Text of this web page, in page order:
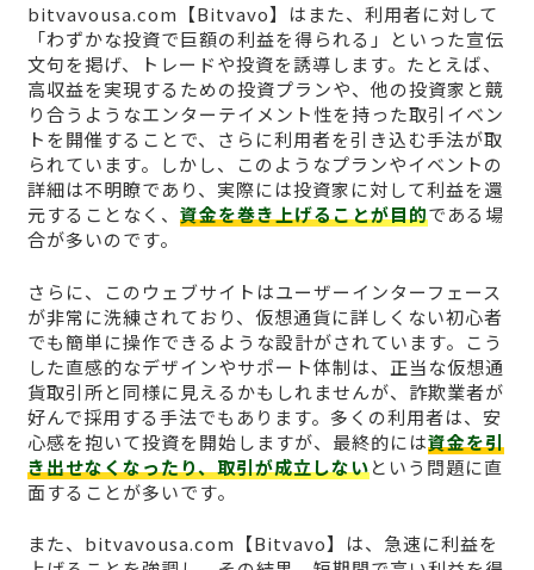
bitvavousa.com【Bitvavo】はまた、利用者に対して
「わずかな投資で巨額の利益を得られる」といった宣伝
文句を掲げ、トレードや投資を誘導します。たとえば、
高収益を実現するための投資プランや、他の投資家と競
り合うようなエンターテイメント性を持った取引イベン
トを開催することで、さらに利用者を引き込む手法が取
られています。しかし、このようなプランやイベントの
詳細は不明瞭であり、実際には投資家に対して利益を還
元することなく、 資金を巻き上げることが目的である場
合が多いのです。
さらに、このウェブサイトはユーザーインターフェース
が非常に洗練されており、仮想通貨に詳しくない初心者
でも簡単に操作できるような設計がされています。こう
した直感的なデザインやサポート体制は、正当な仮想通
貨取引所と同様に見えるかもしれませんが、詐欺業者が
好んで採用する手法でもあります。多くの利用者は、安
心感を抱いて投資を開始しますが、最終的には資金を引
き出せなくなったり、取引が成立しないという問題に直
面することが多いです。
また、bitvavousa.com【Bitvavo】は、急速に利益を